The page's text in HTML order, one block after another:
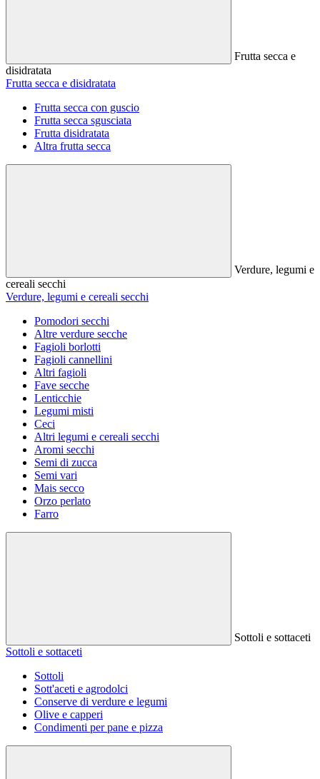
Frutta secca e
disidratata
Frutta secca e disidratata
Frutta secca con guscio
Frutta secca sgusciata
Frutta disidratata
Altra frutta secca
Verdure, legumi e
cereali secchi
Verdure, legumi e cereali secchi
Pomodori secchi
Altre verdure secche
Fagioli borlotti
Fagioli cannellini
Altri fagioli
Fave secche
Lenticchie
Legumi misti
Ceci
Altri legumi e cereali secchi
Aromi secchi
Semi di zucca
Semi vari
Mais secco
Orzo perlato
Farro
Sottoli e sottaceti
Sottoli e sottaceti
Sottoli
Sott'aceti e agrodolci
Conserve di verdure e legumi
Olive e capperi
Condimenti per pane e pizza